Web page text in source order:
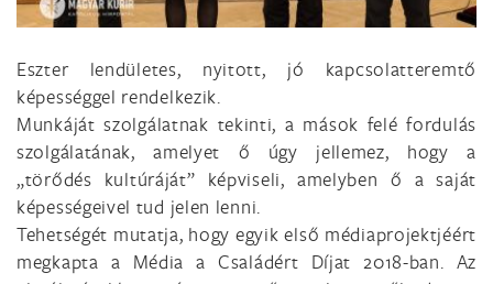
Eszter lendületes, nyitott, jó kapcsolatteremtő
képességgel rendelkezik.
Munkáját szolgálatnak tekinti, a mások felé fordulás
szolgálatának, amelyet ő úgy jellemez, hogy a
„törődés kultúráját” képviseli, amelyben ő a saját
képességeivel tud jelen lenni.
Tehetségét mutatja, hogy egyik első médiaprojektjéért
megkapta a Média a Családért Díjat 2018-ban. Az